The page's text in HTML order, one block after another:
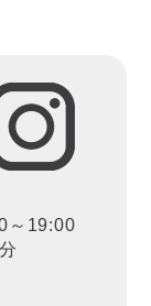
～19:00